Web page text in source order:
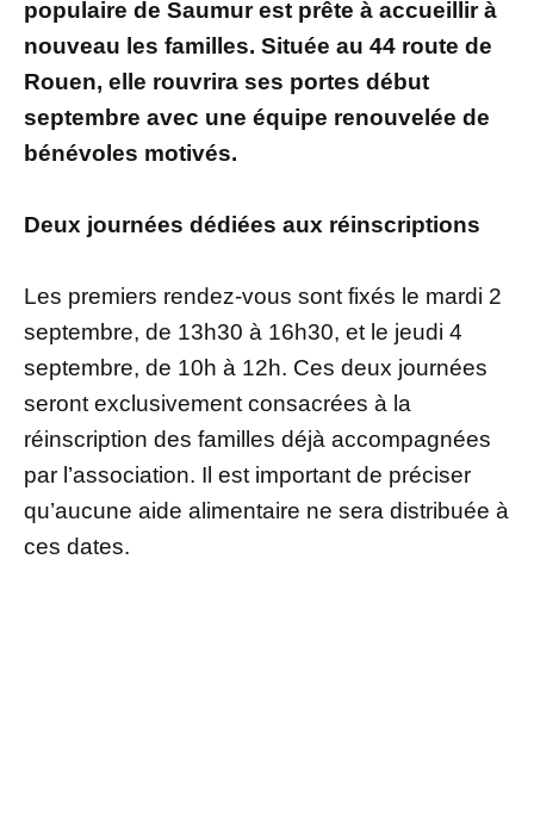
populaire de Saumur est prête à accueillir à
nouveau les familles. Située au 44 route de
Rouen, elle rouvrira ses portes début
septembre avec une équipe renouvelée de
bénévoles motivés.
Deux journées dédiées aux réinscriptions
Les premiers rendez-vous sont fixés le mardi 2
septembre, de 13h30 à 16h30, et le jeudi 4
septembre, de 10h à 12h. Ces deux journées
seront exclusivement consacrées à la
réinscription des familles déjà accompagnées
par l’association. Il est important de préciser
qu’aucune aide alimentaire ne sera distribuée à
ces dates.